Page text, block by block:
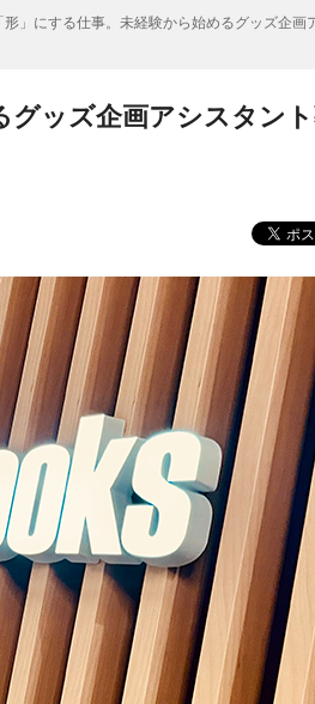
」にする仕事。未経験から始めるグッズ企画
グッズ企画アシスタン